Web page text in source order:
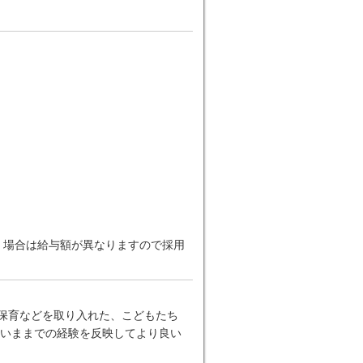
合は給与額が異なりますので採用
育などを取り入れた、こどもたち
ままでの経験を反映してより良い